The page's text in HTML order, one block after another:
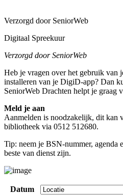
Verzorgd door SeniorWeb
Digitaal Spreekuur
Verzorgd door SeniorWeb
Heb je vragen over het gebruik van
installeren van je DigiD-app? Dan
SeniorWeb Drachten helpt je graag
Meld je aan
Aanmelden is noodzakelijk, dit kan
bibliotheek via 0512 512680.
Tip: neem je BSN-nummer,
beste van dienst zijn.
Datum